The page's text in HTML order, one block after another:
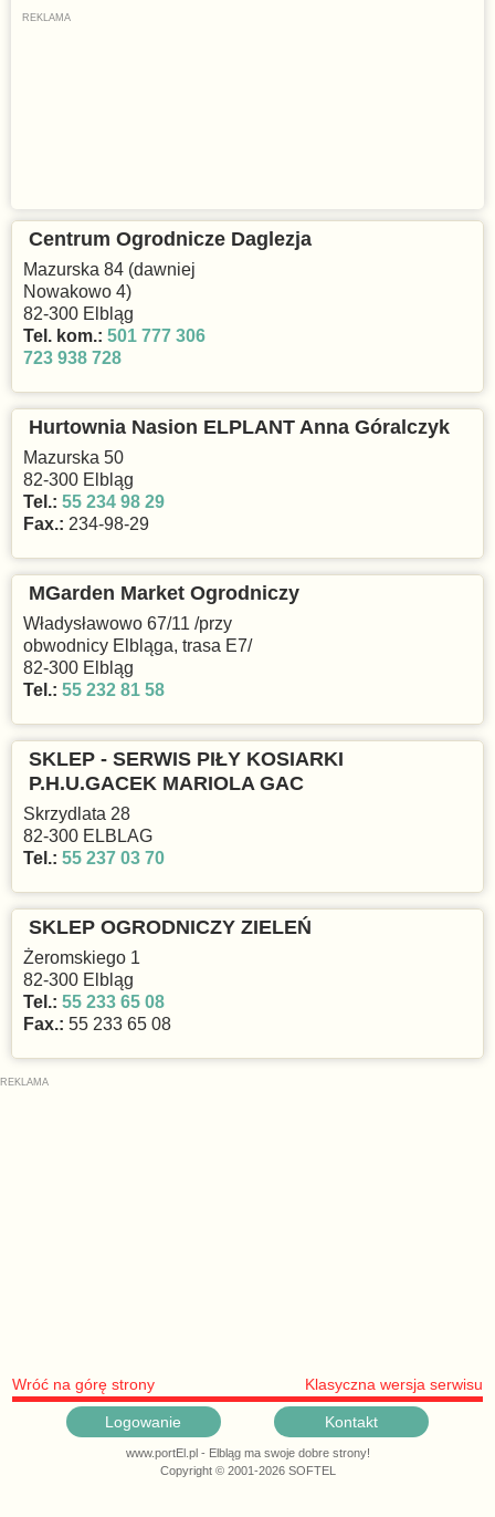
Centrum Ogrodnicze Daglezja
Mazurska 84 (dawniej
Nowakowo 4)
82-300 Elbląg
Tel. kom.: 501 777 306
723 938 728
Hurtownia Nasion ELPLANT Anna Góralczyk
Mazurska 50
82-300 Elbląg
Tel.: 55 234 98 29
Fax.: 234-98-29
MGarden Market Ogrodniczy
Władysławowo 67/11 /przy
obwodnicy Elbląga, trasa E7/
82-300 Elbląg
Tel.: 55 232 81 58
SKLEP - SERWIS PIŁY KOSIARKI
P.H.U.GACEK MARIOLA GAC
Skrzydlata 28
82-300 ELBLAG
Tel.: 55 237 03 70
SKLEP OGRODNICZY ZIELEŃ
Żeromskiego 1
82-300 Elbląg
Tel.: 55 233 65 08
Fax.: 55 233 65 08
Wróć na górę strony Klasyczna wersja serwisu
Logowanie Kontakt
www.portEl.pl - Elbląg ma swoje dobre strony!
Copyright © 2001-2026 SOFTEL